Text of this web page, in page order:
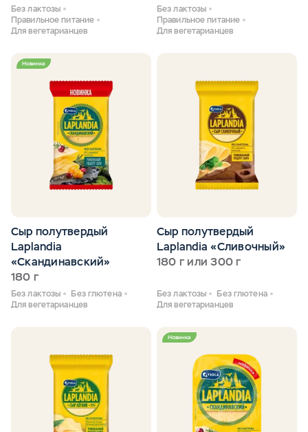
Без лактозы
Правильное питание
Для вегетарианцев
Без лактозы
Правильное питание
Для вегетарианцев
Новинка
Сыр полутвердый
Laplandia
«Скандинавский»
180 г
Без лактозы
Без глютена
Для вегетарианцев
Сыр полутвердый
Laplandia «Сливочный»
180 г или 300 г
Без лактозы
Без глютена
Для вегетарианцев
Новинка